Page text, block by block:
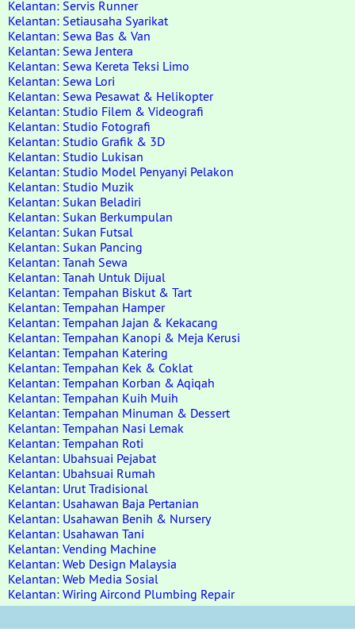
Kelantan: Servis Runner
Kelantan: Setiausaha Syarikat
Kelantan: Sewa Bas & Van
Kelantan: Sewa Jentera
Kelantan: Sewa Kereta Teksi Limo
Kelantan: Sewa Lori
Kelantan: Sewa Pesawat & Helikopter
Kelantan: Studio Filem & Videografi
Kelantan: Studio Fotografi
Kelantan: Studio Grafik & 3D
Kelantan: Studio Lukisan
Kelantan: Studio Model Penyanyi Pelakon
Kelantan: Studio Muzik
Kelantan: Sukan Beladiri
Kelantan: Sukan Berkumpulan
Kelantan: Sukan Futsal
Kelantan: Sukan Pancing
Kelantan: Tanah Sewa
Kelantan: Tanah Untuk Dijual
Kelantan: Tempahan Biskut & Tart
Kelantan: Tempahan Hamper
Kelantan: Tempahan Jajan & Kekacang
Kelantan: Tempahan Kanopi & Meja Kerusi
Kelantan: Tempahan Katering
Kelantan: Tempahan Kek & Coklat
Kelantan: Tempahan Korban & Aqiqah
Kelantan: Tempahan Kuih Muih
Kelantan: Tempahan Minuman & Dessert
Kelantan: Tempahan Nasi Lemak
Kelantan: Tempahan Roti
Kelantan: Ubahsuai Pejabat
Kelantan: Ubahsuai Rumah
Kelantan: Urut Tradisional
Kelantan: Usahawan Baja Pertanian
Kelantan: Usahawan Benih & Nursery
Kelantan: Usahawan Tani
Kelantan: Vending Machine
Kelantan: Web Design Malaysia
Kelantan: Web Media Sosial
Kelantan: Wiring Aircond Plumbing Repair